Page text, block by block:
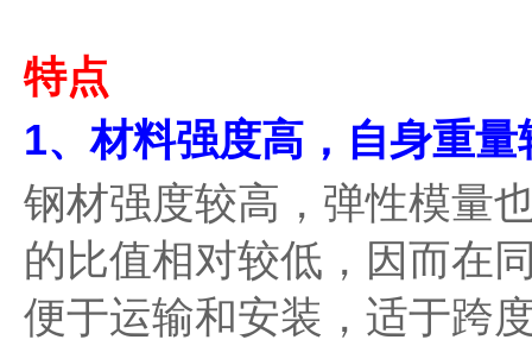
特点
1、材料强度高，自身重量
钢材强度较高，弹性模量
的比值相对较低，因而在
便于运输和安装，适于跨